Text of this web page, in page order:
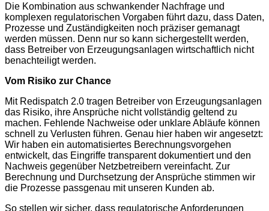
Die Kombination aus schwankender Nachfrage und
komplexen regulatorischen Vorgaben führt dazu, dass Daten,
Prozesse und Zuständigkeiten noch präziser gemanagt
werden müssen. Denn nur so kann sichergestellt werden,
dass Betreiber von Erzeugungsanlagen wirtschaftlich nicht
benachteiligt werden.
Vom Risiko zur Chance
Mit Redispatch 2.0 tragen Betreiber von Erzeugungsanlagen
das Risiko, ihre Ansprüche nicht vollständig geltend zu
machen. Fehlende Nachweise oder unklare Abläufe können
schnell zu Verlusten führen. Genau hier haben wir angesetzt:
Wir haben ein automatisiertes Berechnungsvorgehen
entwickelt, das Eingriffe transparent dokumentiert und den
Nachweis gegenüber Netzbetreibern vereinfacht. Zur
Berechnung und Durchsetzung der Ansprüche stimmen wir
die Prozesse passgenau mit unseren Kunden ab.
So stellen wir sicher, dass regulatorische Anforderungen